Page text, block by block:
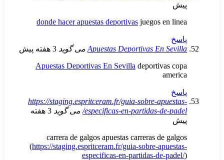
donde hacer apuestas deportivas
Apuestas Deportivas می گوید 3 هفته پیش
Apuestas Deportivas En Sevilla
https://staging.espritceram.fr/guia-sobre-
especificas-en-partidas- می گوید 3 هفته
carrera de galgos apuestas carreras
(https://staging.espritceram.fr/guia-sobre-
especificas-en-partidas-